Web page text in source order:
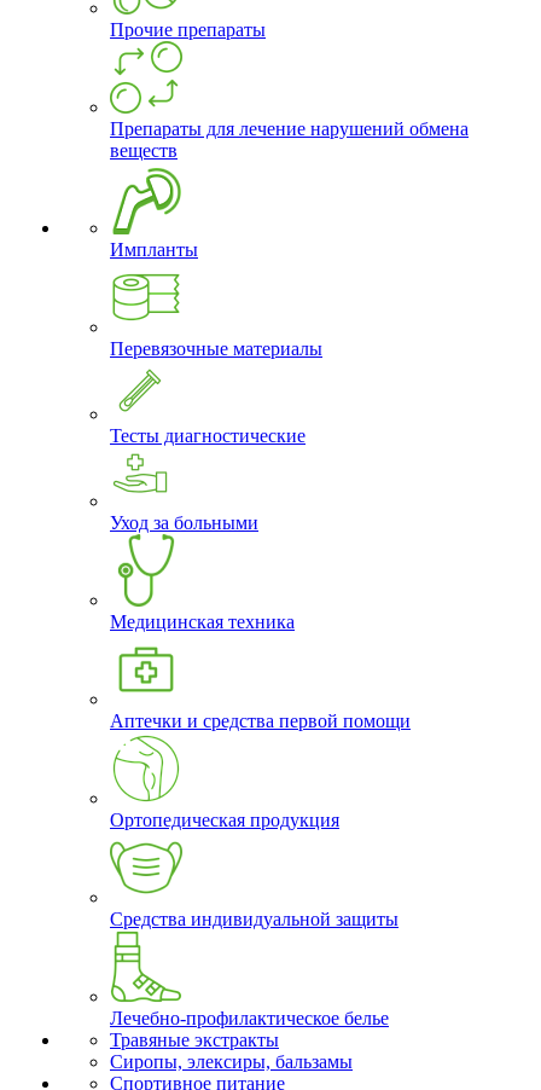
Прочие препараты
Препараты для лечение нарушений обмена
веществ
Импланты
Перевязочные материалы
Тесты диагностические
Уход за больными
Медицинская техника
Аптечки и средства первой помощи
Ортопедическая продукция
Средства индивидуальной защиты
Лечебно-профилактическое белье
Травяные экстракты
Сиропы, элексиры, бальзамы
Спортивное питание